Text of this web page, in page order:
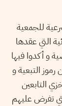
للجمعية
التي عقدها
و أكدوا فيها
التبعية و
التابعين
تفرض عليهم